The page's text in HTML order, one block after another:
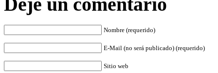
Nombre (requerido)
E-Mail (no será publicado) (requerido)
Sitio web